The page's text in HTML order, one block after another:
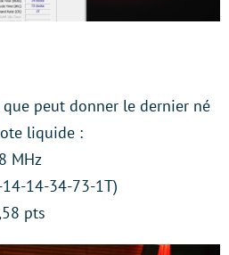
peut donner le dernier né
liquide :
MHz
14-34-73-1T)
pts